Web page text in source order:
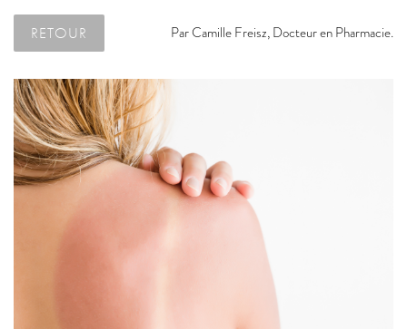
RETOUR ParCamille Freisz, Docteur en Pharmacie.